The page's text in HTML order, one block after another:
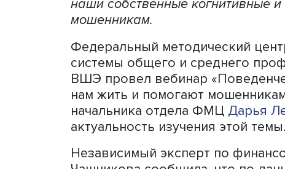
Страх, стресс, спешка и
превращает даже
для аферистов. На
наши собственные
мошенникам.